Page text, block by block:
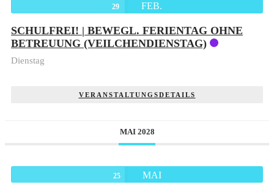
29 FEB.
SCHULFREI! | BEWEGL. FERIENTAG OHNE
BETREUUNG (VEILCHENDIENSTAG)
Dienstag
VERANSTALTUNGSDETAILS
MAI 2028
25 MAI